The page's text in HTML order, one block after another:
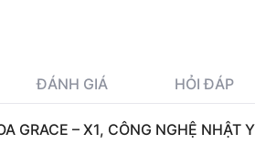
ĐÁNH GIÁ HỎI ĐÁP
GRACE – X1, CÔNG NGHỆ NHẬT